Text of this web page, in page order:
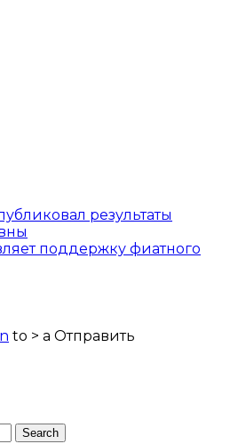
результаты
поддержку фиатного
to > a Отправить
Search